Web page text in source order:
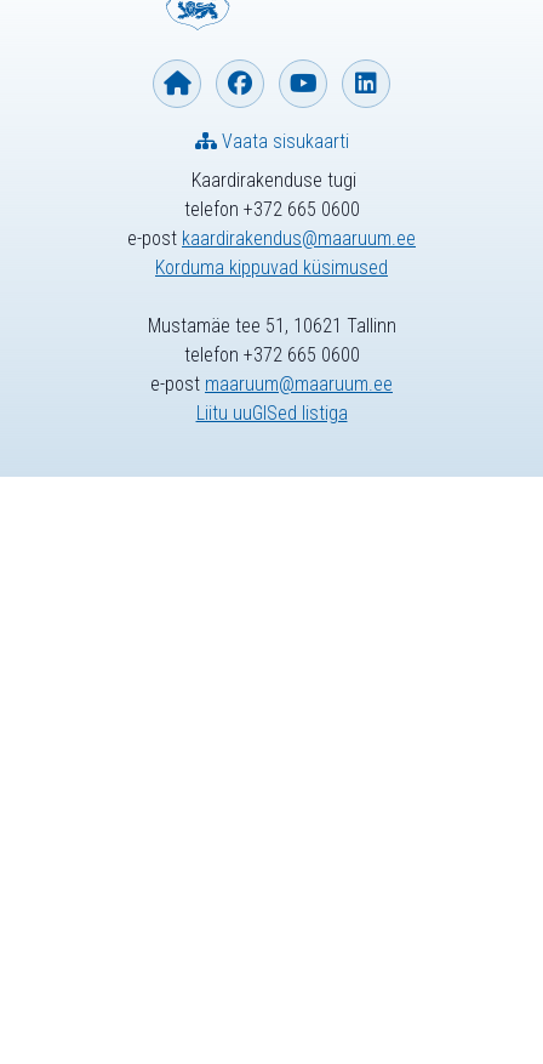
Kaardirakenduse tugi
telefon +372 665 0600
e-post kaardirakendus@maaruum.ee
Korduma kippuvad küsimused
Vaata sisukaarti
Mustamäe tee 51, 10621 Tallinn
telefon +372 665 0600
e-post maaruum@maaruum.ee
Liitu uuGISed listiga